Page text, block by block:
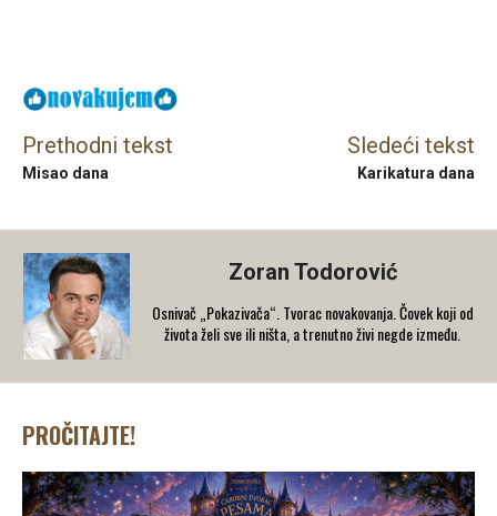
Prethodni tekst
Misao dana
Sledeći tekst
Karikatura dana
Zoran Todorović
Osnivač „Pokazivača“. Tvorac novakovanja. Čovek koji od
života želi sve ili ništa, a trenutno živi negde između.
PROČITAJTE!